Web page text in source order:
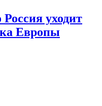
уходит
Европы